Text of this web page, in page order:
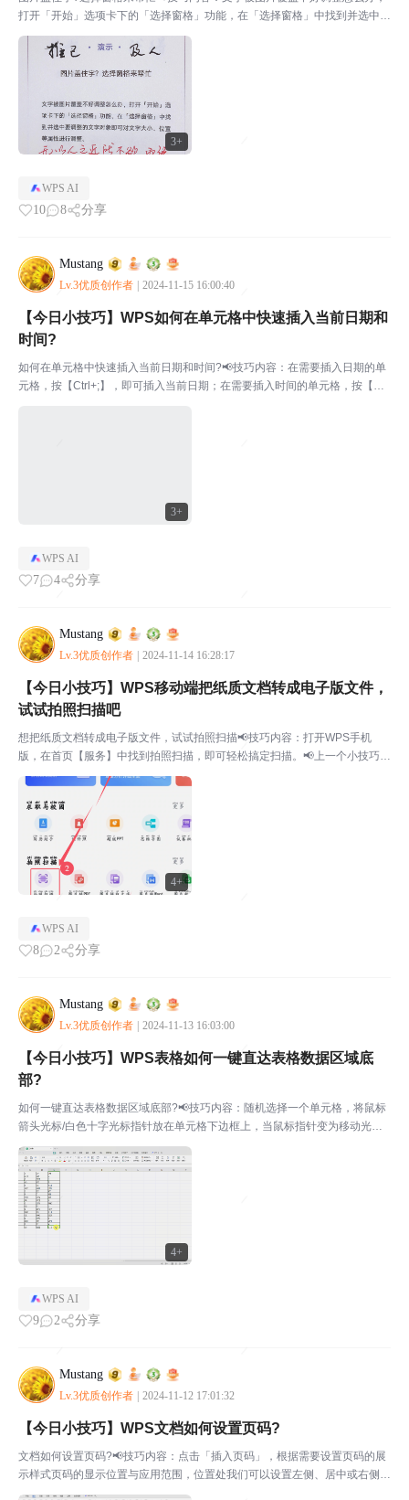
3+
打开「开始」选项卡下的「选择窗格」功能，在「选择窗格」中找到并选中要
调整的文字对象即可对文字大小、位置等属性进行调整。📢上一个小技巧：
【今日小技巧】WPS如何在单元格中快速插入当前日期和时...
WPS AI
10 8 分享
Mustang
Lv.3优质创作者 2024-11-15 16:00:40
3+
【今日小技巧】WPS如何在单元格中快速插入当前日期和
时间?
如何在单元格中快速插入当前日期和时间?📢技巧内容：在需要插入日期的单
元格，按【Ctrl+;】，即可插入当前日期；在需要插入时间的单元格，按【Ctrl
WPS AI
7 4 分享
Mustang
Lv.3优质创作者 2024-11-14 16:28:17
4+
【今日小技巧】WPS移动端把纸质文档转成电子版文件，
试试拍照扫描吧
想把纸质文档转成电子版文件，试试拍照扫描📢技巧内容：打开WPS手机
版，在首页【服务】中找到拍照扫描，即可轻松搞定扫描。📢上一个小技巧：
【今日小技巧】WPS表格如何一键直达表格数据区域底部?📢【每天一个小技
巧合集】📢帖子推荐：【社区专属】一文看懂WPS AI...
WPS AI
8 2 分享
Mustang
Lv.3优质创作者 2024-11-13 16:03:00
4+
【今日小技巧】WPS表格如何一键直达表格数据区域底
部?
如何一键直达表格数据区域底部?📢技巧内容：随机选择一个单元格，将鼠标
箭头光标/白色十字光标指针放在单元格下边框上，当鼠标指针变为移动光标
时，双击鼠标左键即可一键直达数据区底部。同理，将鼠标指针方向上边框/
左边框/右边框后双击，可直达相应边的数据区未尾。直达...
WPS AI
9 2 分享
Mustang
Lv.3优质创作者 2024-11-12 17:01:32
【今日小技巧】WPS文档如何设置页码?
文档如何设置页码?📢技巧内容：点击「插入页码」，根据需要设置页码的展
示样式页码的显示位置与应用范围，位置处我们可以设置左侧、居中或右侧，
若涉及打印，可以选择双面打印的位置。点击插入页码设置样式、范围等根据